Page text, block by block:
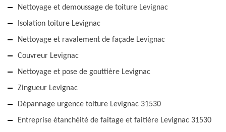
Nettoyage et demoussage de toiture Levignac
Isolation toiture Levignac
Nettoyage et ravalement de façade Levignac
Couvreur Levignac
Nettoyage et pose de gouttière Levignac
Zingueur Levignac
Dépannage urgence toiture Levignac 31530
Entreprise étanchéité de faitage et faitière Levignac 31530